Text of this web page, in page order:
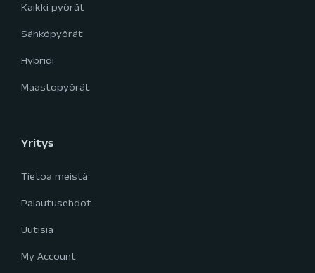
Kaikki pyörät
Sähköpyörät
Hybridi
Maastopyörät
Yritys
Tietoa meistä
Palautusehdot
Uutisia
My Account